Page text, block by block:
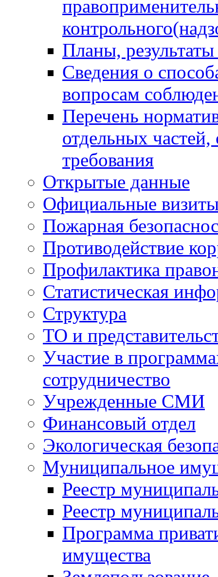
Планы,
Сведения о
вопросам
Перечень
отдельных
требования
Открытые данные
Официальные
Пожарная
Противодействие
Профилактика
Статистическая
Структура
ТО и
Участие в
сотрудничество
Учрежденные СМИ
Финансовый отдел
Экологическая
Муниципальное
Реестр
Реестр
Программа
имущества